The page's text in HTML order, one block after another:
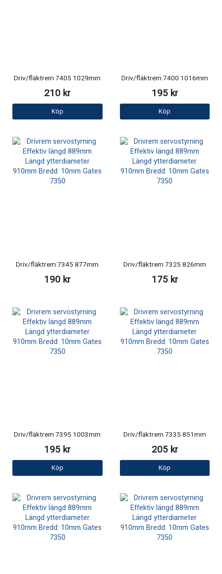
Driv/fläktrem 7405 1029mm
210 kr
Köp
Driv/fläktrem 7400 1016mm
195 kr
Köp
Driv/fläktrem 7345 877mm
190 kr
Driv/fläktrem 7325 826mm
175 kr
Driv/fläktrem 7395 1003mm
195 kr
Köp
Driv/fläktrem 7335 851mm
205 kr
Köp